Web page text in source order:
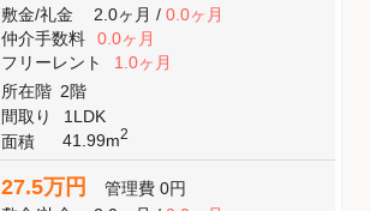
敷金/礼金 2.0ヶ月/ 0.0ヶ月
仲介手数料
0.0ヶ月
フリーレント
1.0ヶ月
所在階 2階
間取り
1LDK
面積
41.99m2
27.5万円 管理費 0円